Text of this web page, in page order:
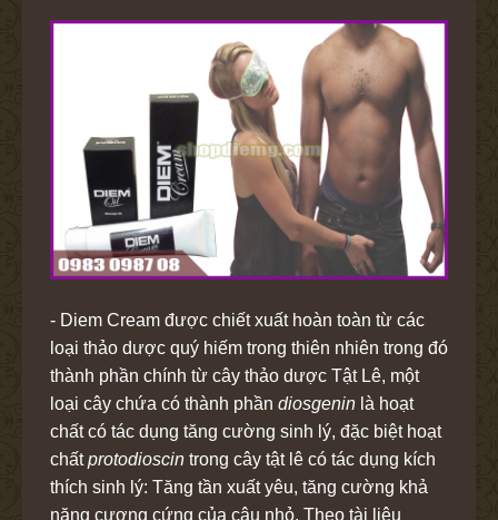
- Diem Cream được chiết xuất hoàn toàn từ các
loại thảo dược quý hiếm trong thiên nhiên trong đó
thành phần chính từ cây thảo dược Tật Lê, một
loại cây chứa có thành phần diosgenin là hoạt
chất có tác dụng tăng cường sinh lý, đặc biệt hoạt
chấtprotodioscin trong cây tật lê có tác dụng kích
thích sinh lý: Tăng tần xuất yêu, tăng cường khả
năng cương cứng của cậu nhỏ. Theo tài liệu